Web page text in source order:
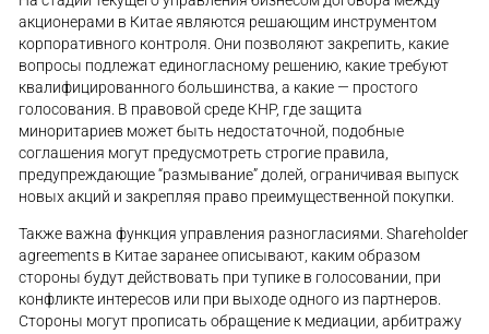
акционерами в Китае являются решающим инструментом
корпоративного контроля. Они позволяют закрепить, какие
вопросы подлежат единогласному решению, какие требуют
квалифицированного большинства, а какие — простого
голосования. В правовой среде КНР, где защита
миноритариев может быть недостаточной, подобные
соглашения могут предусмотреть строгие правила,
предупреждающие “размывание” долей, ограничивая выпуск
новых акций и закрепляя право преимущественной покупки.
Также важна функция управления разногласиями. Shareholder
agreements в Китае заранее описывают, каким образом
стороны будут действовать при тупике в голосовании, при
конфликте интересов или при выходе одного из партнеров.
Стороны могут прописать обращение к медиации, арбитражу